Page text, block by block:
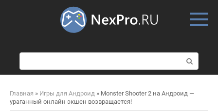
о
и
к
Главная » Игры для Андроид » Monster Shooter 2 на Андроид —
ураганный онлайн экшен возвращается!